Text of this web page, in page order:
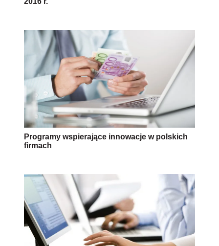
Programy wspierające innowacje w polskich
firmach